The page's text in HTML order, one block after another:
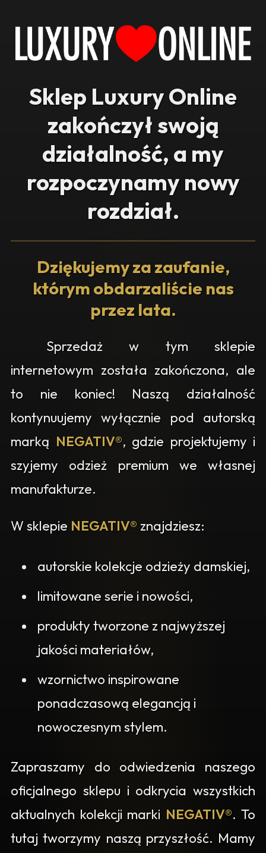
Sklep Luxury Online
zakończył swoją
działalność, a my
rozpoczynamy nowy
rozdział.
Dziękujemy za zaufanie,
którym obdarzaliście nas
przez lata.
Sprzedaż w tym sklepie
internetowym została zakończona, ale
to nie koniec! Naszą działalność
kontynuujemy wyłącznie pod autorską
marką NEGATIV®, gdzie projektujemy i
szyjemy odzież premium we własnej
manufakturze.
W sklepie NEGATIV® znajdziesz:
autorskie kolekcje odzieży damskiej,
limitowane serie i nowości,
produkty tworzone z najwyższej
jakości materiałów,
wzornictwo inspirowane
ponadczasową elegancją i
nowoczesnym stylem.
Zapraszamy do odwiedzenia naszego
oficjalnego sklepu i odkrycia wszystkich
aktualnych kolekcji marki NEGATIV®. To
tutaj tworzymy naszą przyszłość. Mamy